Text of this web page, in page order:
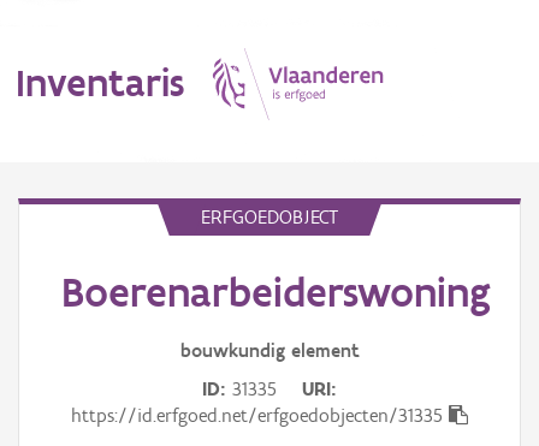
Inventaris
Erfgoedobject
ERFGOEDOBJECT
Boerenarbeiderswoning
bouwkundig element
ID 31335
URI
https://id.erfgoed.net/erfgoedobjecten/31335